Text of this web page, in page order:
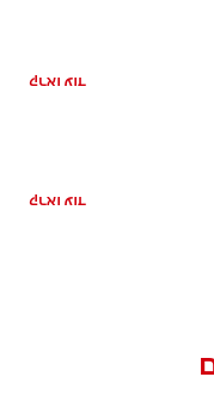
קראו עוד
קראו עוד